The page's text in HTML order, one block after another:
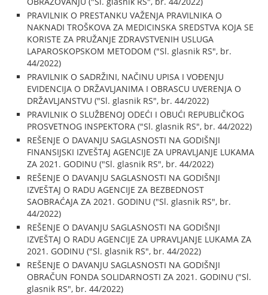
PRAVILNIK O PRESTANKU VAŽENJA PRAVILNIKA O
NAKNADI TROŠKOVA ZA MEDICINSKA SREDSTVA KOJA SE
KORISTE ZA PRUŽANJE ZDRAVSTVENIH USLUGA
LAPAROSKOPSKOM METODOM ("Sl. glasnik RS", br.
44/2022)
PRAVILNIK O SADRŽINI, NAČINU UPISA I VOĐENJU
EVIDENCIJA O DRŽAVLJANIMA I OBRASCU UVERENJA O
DRŽAVLJANSTVU ("Sl. glasnik RS", br. 44/2022)
PRAVILNIK O SLUŽBENOJ ODEĆI I OBUĆI REPUBLIČKOG
PROSVETNOG INSPEKTORA ("Sl. glasnik RS", br. 44/2022)
REŠENJE O DAVANJU SAGLASNOSTI NA GODIŠNJI
FINANSIJSKI IZVEŠTAJ AGENCIJE ZA UPRAVLJANJE LUKAMA
ZA 2021. GODINU ("Sl. glasnik RS", br. 44/2022)
REŠENJE O DAVANJU SAGLASNOSTI NA GODIŠNJI
IZVEŠTAJ O RADU AGENCIJE ZA BEZBEDNOST
SAOBRAĆAJA ZA 2021. GODINU ("Sl. glasnik RS", br.
44/2022)
REŠENJE O DAVANJU SAGLASNOSTI NA GODIŠNJI
IZVEŠTAJ O RADU AGENCIJE ZA UPRAVLJANJE LUKAMA ZA
2021. GODINU ("Sl. glasnik RS", br. 44/2022)
REŠENJE O DAVANJU SAGLASNOSTI NA GODIŠNJI
OBRAČUN FONDA SOLIDARNOSTI ZA 2021. GODINU ("Sl.
glasnik RS", br. 44/2022)